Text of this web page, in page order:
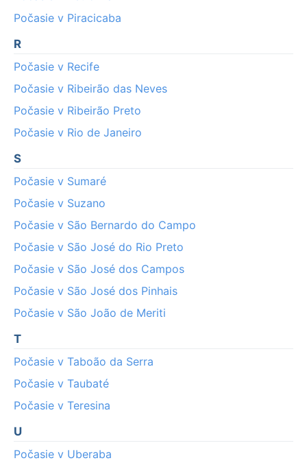
Počasie v Piracicaba
R
Počasie v Recife
Počasie v Ribeirão das Neves
Počasie v Ribeirão Preto
Počasie v Rio de Janeiro
S
Počasie v Sumaré
Počasie v Suzano
Počasie v São Bernardo do Campo
Počasie v São José do Rio Preto
Počasie v São José dos Campos
Počasie v São José dos Pinhais
Počasie v São João de Meriti
T
Počasie v Taboão da Serra
Počasie v Taubaté
Počasie v Teresina
U
Počasie v Uberaba